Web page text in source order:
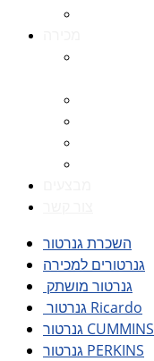
השכרת גנרטור
גנרטורים למכירה
גנרטור מושתק
גנרטור Ricardo
גנרטור CUMMINS
גנרטור PERKINS